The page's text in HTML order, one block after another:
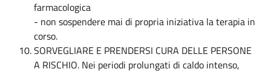
farmacologica
- non sospendere mai di propria iniziativa la terapia in
corso.
SORVEGLIARE E PRENDERSI CURA DELLE PERSONE
A RISCHIO. Nei periodi prolungati di caldo intenso,